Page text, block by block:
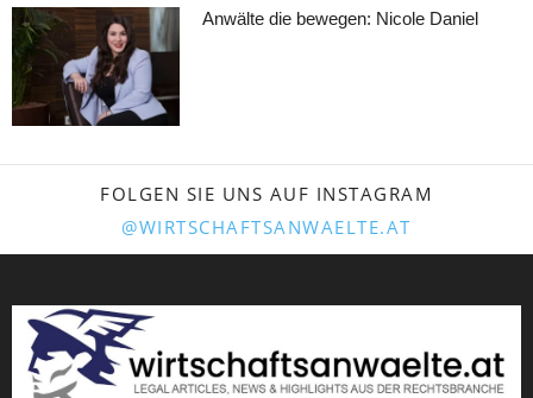
Anwälte die bewegen: Nicole Daniel
FOLGEN SIE UNS AUF INSTAGRAM
@WIRTSCHAFTSANWAELTE.AT